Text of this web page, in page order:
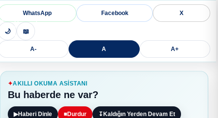
WhatsApp Facebook X
🌙 📖
A- A A+
AKILLI OKUMA ASISTANI
Bu haberde ne var?
▶Haberi Dinle ■Durdur ↧ Kaldığın Yerden Devam Et